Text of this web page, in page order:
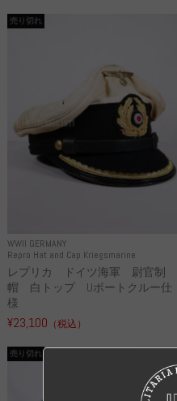
WWII GERMANY
Repro Hat and Cap Kriegsmarine
売り切れ
レプリカ ドイツ海軍 尉官制
帽 白トップ Uボートクルー仕
様
¥23,100 （税込）
売り切れ